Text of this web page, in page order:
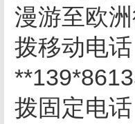
漫游至欧
拨移动电
拨固定电